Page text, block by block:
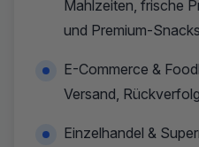
Mahlzeiten, frische
und Premium-Snacks
E-Commerce &
Versand,
Einzelhandel &